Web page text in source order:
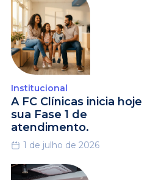
Institucional
A FC Clínicas inicia hoje
sua Fase 1 de
atendimento.
1 de julho de 2026